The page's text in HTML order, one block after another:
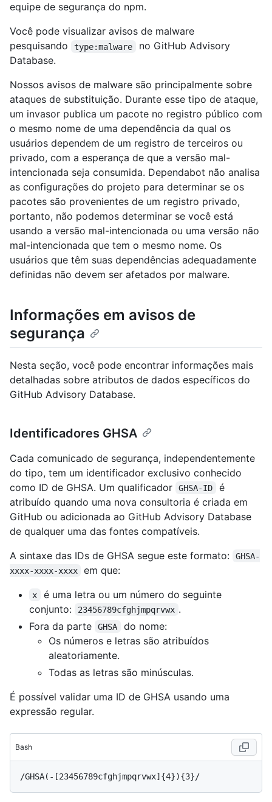
equipe de segurança do npm.
Você pode visualizar avisos de malware
pesquisando
type:malware
no GitHub Advisory
Database.
Nossos avisos de malware são principalmente sobre
ataques de substituição. Durante esse tipo de ataque,
um invasor publica um pacote no registro público com
o mesmo nome de uma dependência da qual os
usuários dependem de um registro de terceiros ou
privado, com a esperança de que a versão mal-
intencionada seja consumida. Dependabot não analisa
as configurações do projeto para determinar se os
pacotes são provenientes de um registro privado,
portanto, não podemos determinar se você está
usando a versão mal-intencionada ou uma versão não
mal-intencionada que tem o mesmo nome. Os
usuários que têm suas dependências adequadamente
definidas não devem ser afetados por malware.
Informações em avisos de
segurança
Nesta seção, você pode encontrar informações mais
detalhadas sobre atributos de dados específicos do
GitHub Advisory Database.
Identificadores GHSA
Cada comunicado de segurança, independentemente
do tipo, tem um identificador exclusivo conhecido
como ID de GHSA. Um qualificador
GHSA-ID
é
atribuído quando uma nova consultoria é criada em
GitHub ou adicionada ao GitHub Advisory Database
de qualquer uma das fontes compatíveis.
A sintaxe das IDs de GHSA segue este formato:
GHSA-
xxxx-xxxx-xxxx
em que:
x
é uma letra ou um número do seguinte
conjunto:
23456789cfghjmpqrvwx .
Fora da parte
GHSA
do nome:
Os números e letras são atribuídos
aleatoriamente.
Todas as letras são minúsculas.
É possível validar uma ID de GHSA usando uma
expressão regular.
Bash